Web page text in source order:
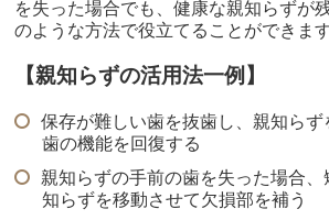
を失った場合でも、健康な親知らずが
のような方法で役立てることができます
【親知らずの活用法一例】
保存が難しい歯を抜歯し、親知ら
歯の機能を回復する
親知らずの手前の歯を失った場合
知らずを移動させて欠損部を補う